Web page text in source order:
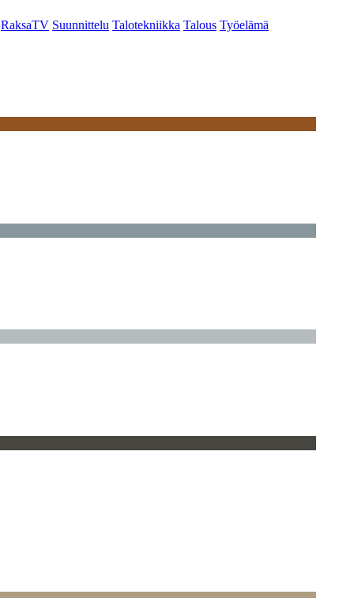
RaksaTV Suunnittelu Talotekniikka Talous Työelämä